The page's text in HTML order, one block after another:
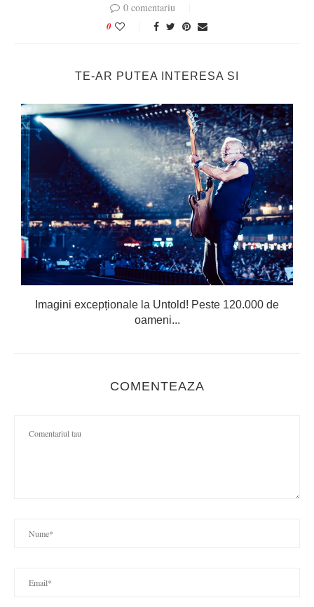
0 comentariu
0
TE-AR PUTEA INTERESA SI
Imagini excepționale la Untold! Peste 120.000 de
oameni...
COMENTEAZA